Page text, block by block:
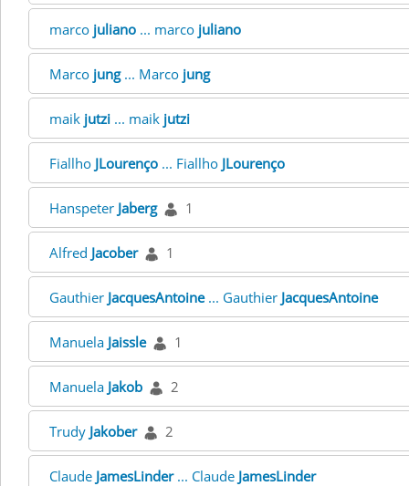
marco juliano ... marco juliano
Marco jung... Marco jung
maik jutzi ... maik jutzi
Fiallho JLourenço ... Fiallho JLourenço
Hanspeter Jaberg 1
Alfred Jacober 1
Gauthier JacquesAntoine... Gauthier JacquesAntoine
Manuela Jaissle 1
Manuela Jakob 2
Trudy Jakober 2
Claude JamesLinder... Claude JamesLinder